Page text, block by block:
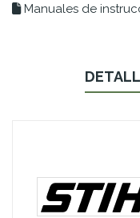
Manuales de